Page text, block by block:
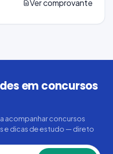
Ver comprovante
em concursos
acompanhar concursos
e dicas de estudo — direto